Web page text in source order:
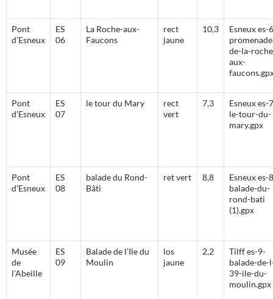
Pont
d’Esneux
ES
06
La Roche-aux-
Faucons
rect
jaune
10,3
Esneux es-
de-la-
aux-
Pont
d’Esneux
ES
07
le tour du Mary
rect
vert
7,3
Esneux es-
le-tour-du-
mary.gpx
Pont
d’Esneux
ES
08
balade du Rond-
Bâti
ret vert 8,8
Esneux es-
balade-du-
rond-bati
(1).gpx
Musée
de
l’Abeille
ES
09
Balade de l’Ile du
Moulin
los
jaune
2,2
Tilff es-9-
balade-de-
39-ile-du-
moulin.gpx